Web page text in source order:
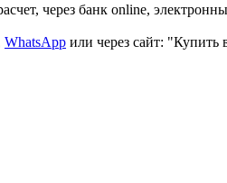
через банк online,
WhatsApp или через сайт: